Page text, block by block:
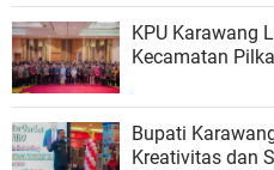
KPU Karawang
Kecamatan
Bupati
Kreativitas dan